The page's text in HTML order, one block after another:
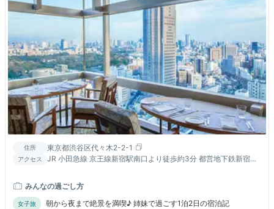
住所 東京都渋谷区代々木2-2-1
アクセス
JR 小田急線 京王線新宿駅南口より徒歩約3分 都営地下鉄新宿駅
みんなの過ごし方
女子旅 朝から夜まで絶景を満喫♪ 姉妹で過ごす1泊2日の宿泊記